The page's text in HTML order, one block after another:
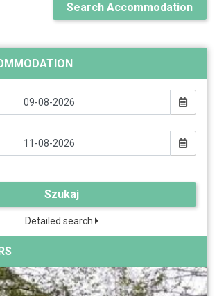
Search Accommodation
Szukaj
Detailed search